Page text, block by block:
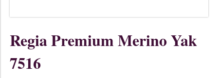
Regia Premium Merino Yak
7516